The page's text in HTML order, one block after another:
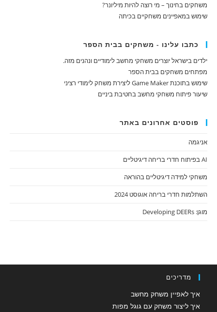
משחקים בחינוך – מי רוצה להיות מיליונר?
שימוש במאפיינים משחקיים בכיתה
כתבו עלינו - משחקים בבית הספר
ילדים בישראל יוצרים משחקי מחשב לימודיים ונהנים מזה.
מפתחים משחקים בבית הספר
שימוש בתוכנת Game Maker ליצירת משחק לימודי רציני
שיעור פיתוח משחקי מחשב בחטיבת ביניים
פוסטים אחרונים באתר
אניגמה
AI בפיתוח חדרי בריחה דיגיטליים
משחקי למידה דיגיטליים בהוראה
השתלמות חדרי בריחה אוגוסט 2024
מוגן: Developing DEERs
מדריכים
איך לאפיין משחק מחשב
איך ליצור משחק עם גוגל מפות